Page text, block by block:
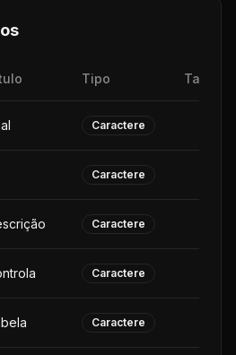
Tipo
Caractere
Caractere
Caractere
Caractere
Caractere